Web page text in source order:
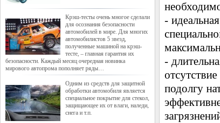
-
-
подолгу
Крэш-тесты очень многое сделали
для осознания безопасности
автомобилей в мире. Для многих
автомобилистов 5 звезд,
полученные машиной на крэш-
тесте, – главная гарантия их
безопасности. Каждый месяц очередная новинка
мирового автопрома пополняет ряды…
Одним из средств для защитной
обработки автомобиля является
специальное покрытие для стекол,
защищающее их от влаги, наледи,
снега и т.п.